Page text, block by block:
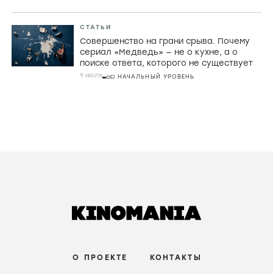
СТАТЬИ
Совершенство на грани срыва. Почему
сериал «Медведь» — не о кухне, а о
поиске ответа, которого не существует
9 июля НАЧАЛЬНЫЙ УРОВЕНЬ
О ПРОЕКТЕ КОНТАКТЫ